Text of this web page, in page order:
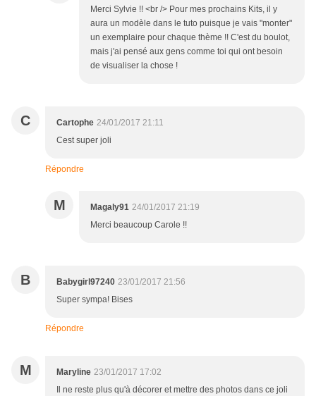
Merci Sylvie !! <br /> Pour mes prochains Kits, il y
aura un modèle dans le tuto puisque je vais "monter"
un exemplaire pour chaque thème !! C'est du boulot,
mais j'ai pensé aux gens comme toi qui ont besoin
de visualiser la chose !
C Cartophe 24/01/2017 21:11
Cest super joli
Répondre
M Magaly91 24/01/2017 21:19
Merci beaucoup Carole !!
B Babygirl97240 23/01/2017 21:56
Super sympa! Bises
Répondre
M Maryline 23/01/2017 17:02
Il ne reste plus qu'à décorer et mettre des photos dans ce joli